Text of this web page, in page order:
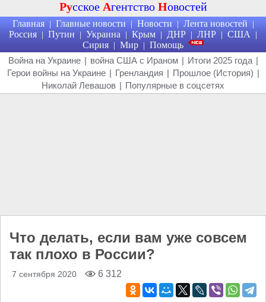
Русское Агентство Новостей
Главная | Главные новости | Новости | Лента новостей |
Россия | Путин | Украина | Крым | ДНР | ЛНР | США |
Сирия | Мир | Помощь
Война на Украине | война США с Ираном | Итоги 2025 года |
Герои войны на Украине | Гренландия | Прошлое (История) |
Николай Левашов | Популярные в соцсетях
Что делать, если вам уже совсем
так плохо в России?
7 сентября 2020 6 312